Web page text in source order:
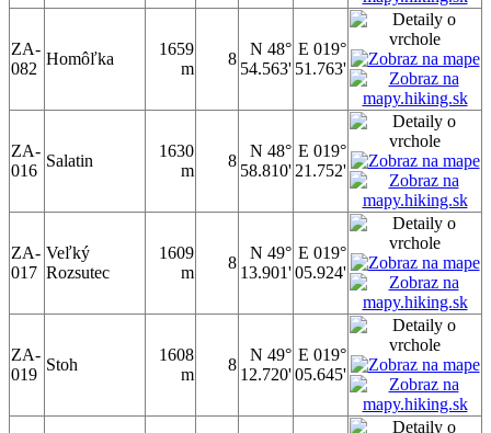
ZA-
082
Homôľka
1659
m
8
N 48°
54.563'
E 019°
51.763'
ZA-
016
Salatin
1630
m
8
N 48°
58.810'
E 019°
21.752'
ZA-
017
Veľký
Rozsutec
1609
m
8
N 49°
13.901'
E 019°
05.924'
ZA-
019
Stoh
1608
m
8
N 49°
12.720'
E 019°
05.645'